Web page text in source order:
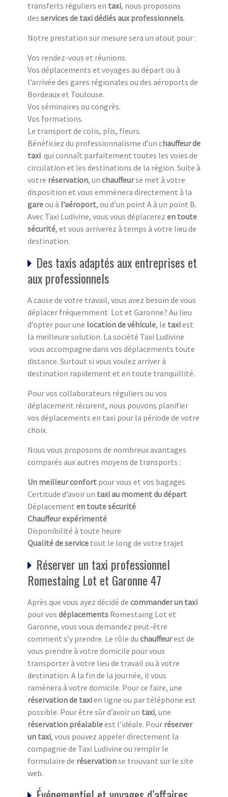
transferts réguliers en taxi, nous proposons
des services de taxi dédiés aux professionnels.
Notre prestation sur mesure sera un atout pour :
Vos rendez-vous et réunions.
Vos déplacements et voyages au départ ou à
l’arrivée des gares régionales ou des aéroports de
Bordeaux et Toulouse.
Vos séminaires ou congrès.
Vos formations.
Le transport de colis, plis, fleurs.
Bénéficiez du professionnalisme d’un chauffeur de
taxi qui connaît parfaitement toutes les voies de
circulation et les destinations de la région. Suite à
votre réservation, un chauffeurse met à votre
disposition et vous emmènera directement à la
gareou à l’aéroport, ou d’un point A à un point B.
Avec Taxi Ludivine, vous vous déplacerez en toute
sécurité, et vous arriverez à temps à votre lieu de
destination.
Des taxis adaptés aux entreprises et
aux professionnels
A cause de votre travail, vous avez besoin de vous
déplacer fréquemment Lot et Garonne? Au lieu
d’opter pour une location de véhicule, le taxiest
la meilleure solution. La société Taxi Ludivine
vous accompagne dans vos déplacements toute
distance. Surtout si vous voulez arriver à
destination rapidement et en toute tranquillité.
Pour vos collaborateurs réguliers ou vos
déplacement récurent, nous pouvons planifier
vos déplacements en taxi pour la période de votre
choix.
Nous vous proposons de nombreux avantages
comparés aux autres moyens de transports :
Un meilleur confort pour vous et vos bagages
Certitude d’avoir un taxi au moment du départ
Déplacement en toute sécurité
Chauffeur expérimenté
Disponibilité à toute heure
Qualité de service tout le long de votre trajet
Réserver un taxi professionnel
Romestaing Lot et Garonne 47
Après que vous ayez décidé de commander un taxi
pour vos déplacements Romestaing Lot et
Garonne, vous vous demandez peut-être
comment s’y prendre. Le rôle du chauffeurest de
vous prendre à votre domicile pour vous
transporter à votre lieu de travail ou à votre
destination. A la fin de la journée, il vous
ramènera à votre domicile. Pour ce faire, une
réservation de taxien ligne ou par téléphone est
possible. Pour être sûr d’avoir un taxi, une
réservation préalableest l’idéale. Pour réserver
un taxi, vous pouvez appeler directement la
compagnie de Taxi Ludivine ou remplir le
formulaire de réservationse trouvant sur le site
web.